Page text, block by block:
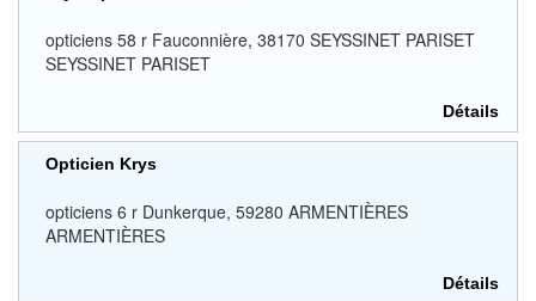
opticiens 58 r Fauconnière, 38170 SEYSSINET PARISET
SEYSSINET PARISET
Détails
Opticien Krys
opticiens 6 r Dunkerque, 59280 ARMENTIÈRES
ARMENTIÈRES
Détails